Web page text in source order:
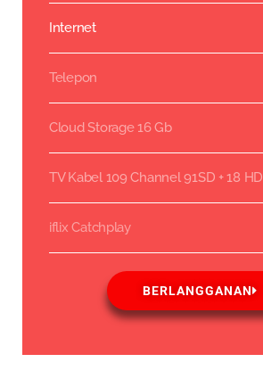
Internet
Telepon
Cloud Storage 16 Gb
TV Kabel 109 Channel 91SD + 18 HD
iflix Catchplay
BERLANGGANAN